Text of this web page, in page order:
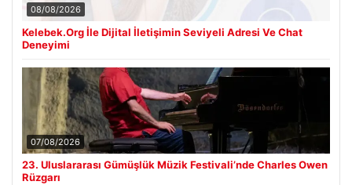
08/08/2026
Kelebek.Org İle Dijital İletişimin Seviyeli Adresi Ve Chat
Deneyimi
07/08/2026
23. Uluslararası Gümüşlük Müzik Festivali’nde Charles Owen
Rüzgarı